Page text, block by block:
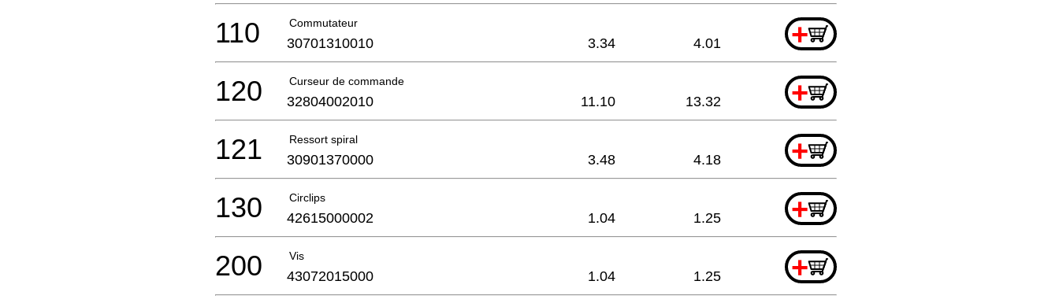
Commutateur +
110 30701310010 3.34 4.01
Curseur de commande +
120 32804002010 11.10 13.32
Ressort spiral +
121 30901370000 3.48 4.18
Circlips +
130 42615000002 1.04 1.25
Vis +
200 43072015000 1.04 1.25